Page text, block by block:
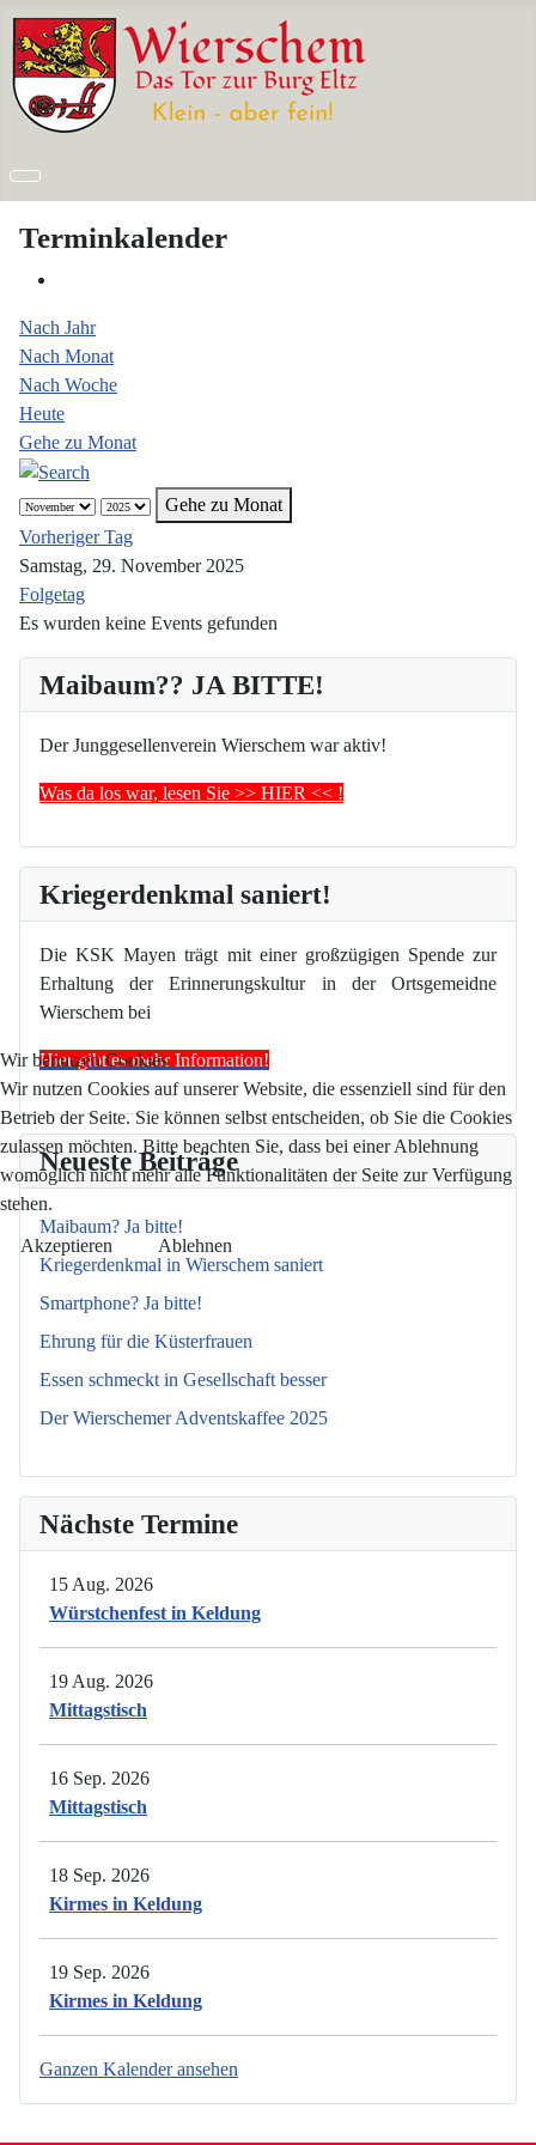
Maibaum?? JA BITTE!
Der Junggesellenverein Wierschem war aktiv!
Was da los war, lesen Sie >> HIER << !
Kriegerdenkmal saniert!
Die KSK Mayen trägt mit einer großzügigen Spende zur
Erhaltung der Erinnerungskultur in der Ortsgemeidne
Wierschem bei
Hier gibt es mehr Information!
Neueste Beiträge
Maibaum? Ja bitte!
Kriegerdenkmal in Wierschem saniert
Smartphone? Ja bitte!
Ehrung für die Küsterfrauen
Essen schmeckt in Gesellschaft besser
Der Wierschemer Adventskaffee 2025
Nächste Termine
15 Aug. 2026
Würstchenfest in Keldung
19 Aug. 2026
Mittagstisch
16 Sep. 2026
Mittagstisch
18 Sep. 2026
Kirmes in Keldung
19 Sep. 2026
Kirmes in Keldung
Ganzen Kalender ansehen
Terminkalender
Nach Jahr
Nach Monat
Nach Woche
Heute
Gehe zu Monat
Gehe zu Monat
Vorheriger Tag
Samstag, 29. November 2025
Folgetag
Es wurden keine Events gefunden
Wir benutzen Cookies
Wir nutzen Cookies auf unserer Website, die essenziell sind für den
Betrieb der Seite. Sie können selbst entscheiden, ob Sie die Cookies
zulassen möchten. Bitte beachten Sie, dass bei einer Ablehnung
womöglich nicht mehr alle Funktionalitäten der Seite zur Verfügung
stehen.
Akzeptieren Ablehnen